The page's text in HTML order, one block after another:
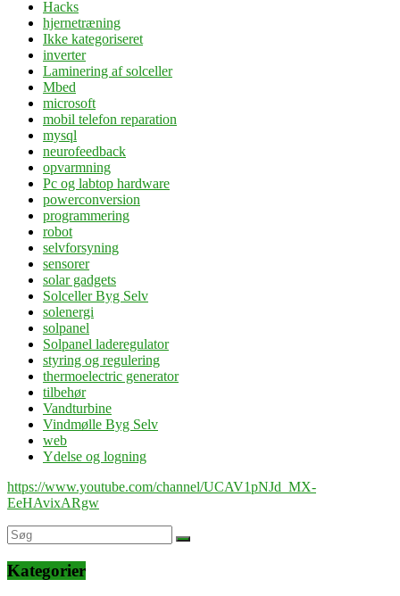
Hacks
hjernetræning
Ikke kategoriseret
inverter
Laminering af solceller
Mbed
microsoft
mobil telefon reparation
mysql
neurofeedback
opvarmning
Pc og labtop hardware
powerconversion
programmering
robot
selvforsyning
sensorer
solar gadgets
Solceller Byg Selv
solenergi
solpanel
Solpanel laderegulator
styring og regulering
thermoelectric generator
tilbehør
Vandturbine
Vindmølle Byg Selv
web
Ydelse og logning
https://www.youtube.com/channel/UCAV1pNJd_MX-
EeHAvixARgw
Kategorier